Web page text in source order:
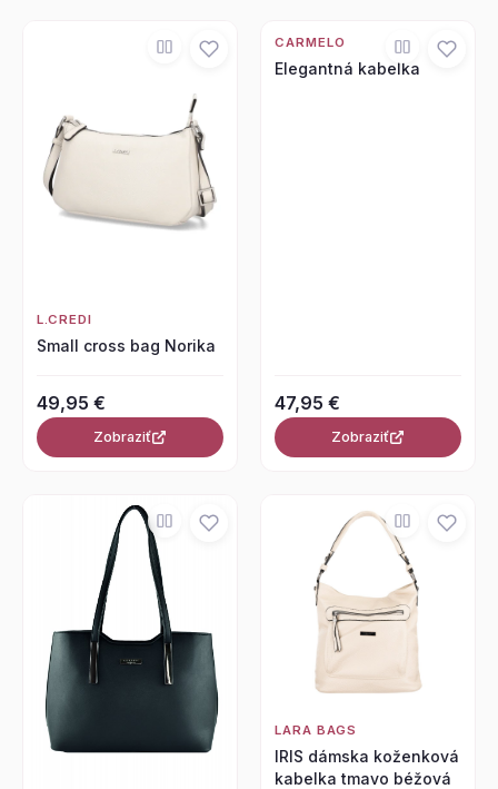
L.CREDI
Small cross bag Norika
49,95 €
Zobraziť
CARMELO
Elegantná kabelka
47,95 €
Zobraziť
LARA BAGS
IRIS dámska koženková
kabelka tmavo béžová